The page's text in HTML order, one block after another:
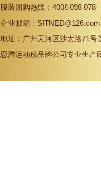
服装团购热线：4008 098
企业邮箱：
地址：广州天河区沙太路71号
思腾运动服品牌公司专业生产